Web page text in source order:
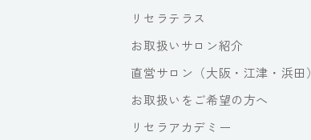
リセラテラス
お取扱いサロン紹介
直営サロン（大阪・江津・浜田）
お取扱いをご希望の方へ
リセラアカデミー